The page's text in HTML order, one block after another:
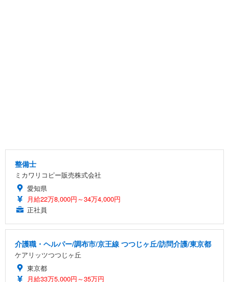
整備士
ミカワリコピー販売株式会社
愛知県
月給22万8,000円～34万4,000円
正社員
介護職・ヘルパー/調布市/京王線 つつじヶ丘/訪問介護/東京都
ケアリッツつつじヶ丘
東京都
月給33万5,000円～35万円